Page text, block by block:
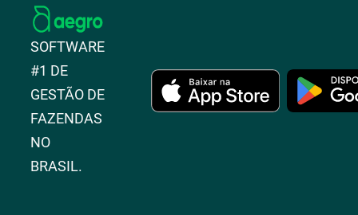
SOFTWARE
#1 DE
GESTÃO DE
FAZENDAS
NO
BRASIL.